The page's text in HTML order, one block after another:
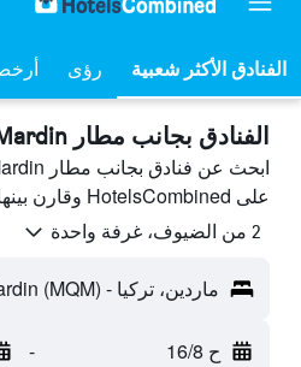
رؤى
الفنادق بجانب مطار Mardin،
على HotelsCombined وقارن بينها ووفّر.
2 من الضيوف، غرفة واحدة
ماردين، تركيا - Mardin (MQM)
ح 16/8 -